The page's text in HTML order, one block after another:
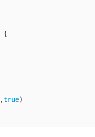
{
,true